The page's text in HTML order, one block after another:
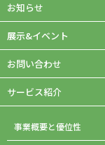
お知らせ
展示&イベント
お問い合わせ
サービス紹介
事業概要と優位性